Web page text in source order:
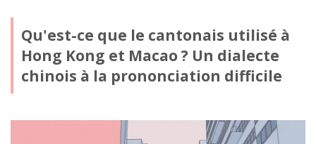
Qu'est-ce que le cantonais utilisé à
Hong Kong et Macao ? Un dialecte
chinois à la prononciation difficile